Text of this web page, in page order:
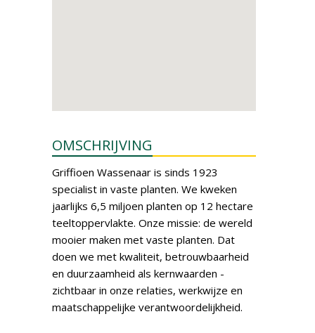
OMSCHRIJVING
Griffioen Wassenaar is sinds 1923
specialist in vaste planten. We kweken
jaarlijks 6,5 miljoen planten op 12 hectare
teeltoppervlakte. Onze missie: de wereld
mooier maken met vaste planten. Dat
doen we met kwaliteit, betrouwbaarheid
en duurzaamheid als kernwaarden -
zichtbaar in onze relaties, werkwijze en
maatschappelijke verantwoordelijkheid.